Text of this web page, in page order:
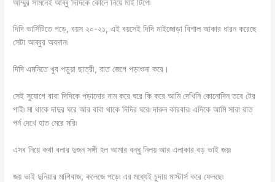
আম্মুর সামনেই আব্বু দিদিকে কোলে নিয়ে মাই টিপে৷
দিদি ভার্সিটিতে পড়ে, বয়স ২০-২১, এই বয়সেই দিদি মাইজোড়া বিশাল আকার ধারন করেছে
সেটা আব্বুর অবদান৷
দিদি এমনিতে খুব পড়ুয়া ছাত্রী, রাত জেগে পড়াশুনা করে।
সেই সুযোগে বাবা দিদিকে পড়ানোর নাম করে ঘরে কি করে আমি দেখিনি কোনোদিন তবে টের
পাই৷ মা থাকে দাদুর ঘরে আর বাবা থাকে দিদির ঘরে৷ দারুন কারবার৷ এদিকে আমি সারা রাত
পর্ন দেখে হাত মেরে মরি৷
এসব নিয়ে কথা বলার দুজন সঙ্গী হল আমার বন্ধু নিলয় আর এলাকার বড় ভাই জয়৷
জয় ভাই দুনিয়ার মাগিবাজ, কলেজে পড়ে৷ এর মধ্যেই চুদায় মাস্টার্স করে ফেলছে৷